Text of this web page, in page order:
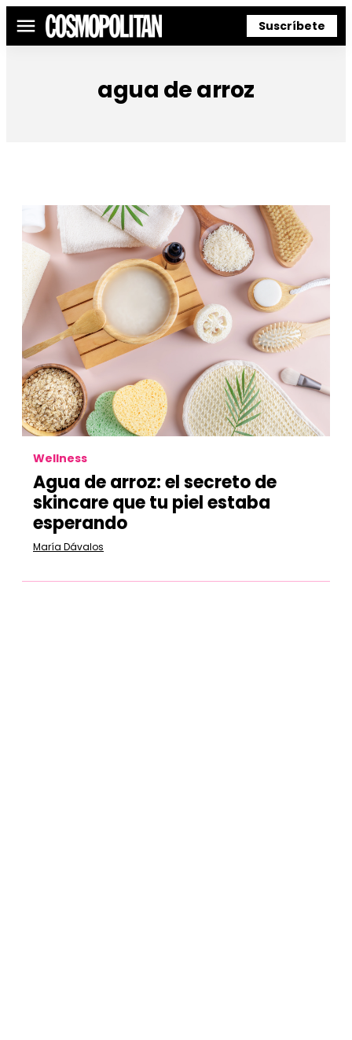
Menú Suscríbete
agua de arroz
Wellness
Agua de arroz:el secreto de
skincare que tu piel estaba
esperando
María Dávalos